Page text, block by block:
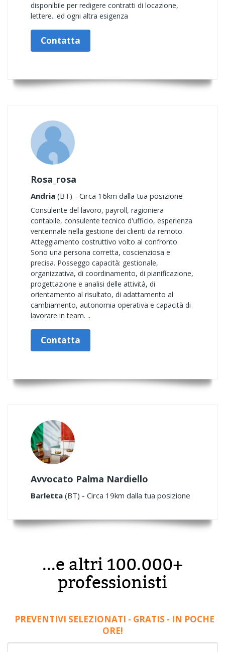
disponibile per redigere contratti di locazione,
lettere.. ed ogni altra esigenza
Contatta
Rosa_rosa
Andria (BT) - Circa 16km dalla tua posizione
Consulente del lavoro, payroll, ragioniera
contabile, consulente tecnico d'ufficio, esperienza
ventennale nella gestione dei clienti da remoto.
Atteggiamento costruttivo volto al confronto.
Sono una persona corretta, coscienziosa e
precisa. Posseggo capacità: gestionale,
organizzativa, di coordinamento, di pianificazione,
progettazione e analisi delle attività, di
orientamento al risultato, di adattamento al
cambiamento, autonomia operativa e capacità di
lavorare in team. ..
Contatta
Avvocato Palma Nardiello
Barletta (BT) - Circa 19km dalla tua posizione
...e altri 100.000+
professionisti
PREVENTIVI SELEZIONATI - GRATIS - IN POCHE
ORE!